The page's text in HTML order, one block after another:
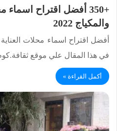
+350 أفضل اقتراح
والمكياج 2022
في هذا المقال علي موقع ثقافة.كوم اكثر من
أكمل القراءة »